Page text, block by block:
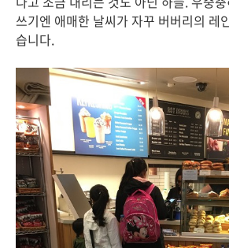
쓰기엔 애매한 날씨가 자꾸 버버리의 레
습니다.